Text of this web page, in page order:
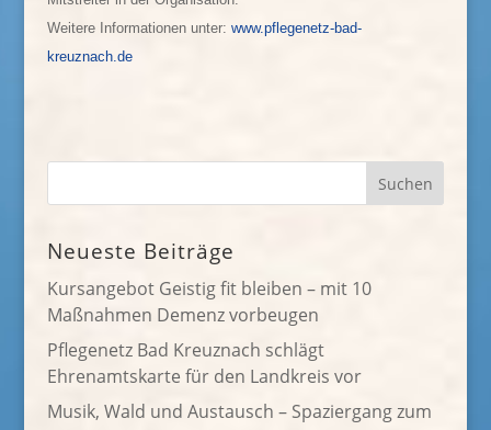
Weitere Informationen unter: www.pflegenetz-bad-
kreuznach.de
Neueste Beiträge
Kursangebot Geistig fit bleiben – mit 10
Maßnahmen Demenz vorbeugen
Pflegenetz Bad Kreuznach schlägt
Ehrenamtskarte für den Landkreis vor
Musik, Wald und Austausch – Spaziergang zum